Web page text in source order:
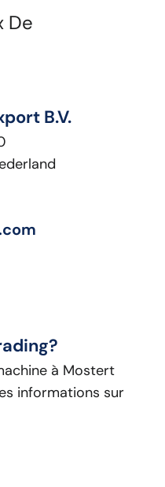
De
B.V.
à Mostert
informations sur